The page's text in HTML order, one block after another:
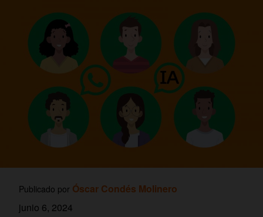
Publicado por Óscar Condés Molinero
junio 6, 2024